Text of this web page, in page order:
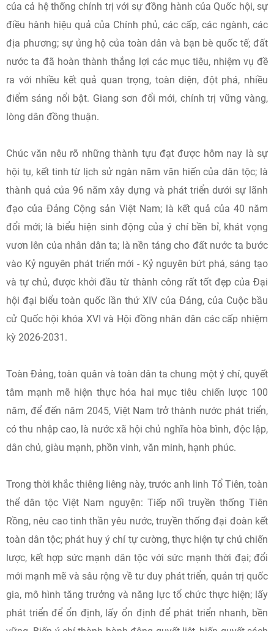
của cả hệ thống chính trị với sự đồng hành của Quốc hội, sự
điều hành hiệu quả của Chính phủ, các cấp, các ngành, các
địa phương; sự ủng hộ của toàn dân và bạn bè quốc tế; đất
nước ta đã hoàn thành thắng lợi các mục tiêu, nhiệm vụ đề
ra với nhiều kết quả quan trọng, toàn diện, đột phá, nhiều
điểm sáng nổi bật. Giang sơn đổi mới, chính trị vững vàng,
lòng dân đồng thuận.
Chúc văn nêu rõ những thành tựu đạt được hôm nay là sự
hội tụ, kết tinh từ lịch sử ngàn năm văn hiến của dân tộc; là
thành quả của 96 năm xây dựng và phát triển dưới sự lãnh
đạo của Đảng Cộng sản Việt Nam; là kết quả của 40 năm
đổi mới; là biểu hiện sinh động của ý chí bền bỉ, khát vọng
vươn lên của nhân dân ta; là nền tảng cho đất nước ta bước
vào Kỷ nguyên phát triển mới - Kỷ nguyên bứt phá, sáng tạo
và tự chủ, được khởi đầu từ thành công rất tốt đẹp của Đại
hội đại biểu toàn quốc lần thứ XIV của Đảng, của Cuộc bầu
cử Quốc hội khóa XVI và Hội đồng nhân dân các cấp nhiệm
kỳ 2026-2031.
Toàn Đảng, toàn quân và toàn dân ta chung một ý chí, quyết
tâm mạnh mẽ hiện thực hóa hai mục tiêu chiến lược 100
năm, để đến năm 2045, Việt Nam trở thành nước phát triển,
có thu nhập cao, là nước xã hội chủ nghĩa hòa bình, độc lập,
dân chủ, giàu mạnh, phồn vinh, văn minh, hạnh phúc.
Trong thời khắc thiêng liêng này, trước anh linh Tổ Tiên, toàn
thể dân tộc Việt Nam nguyện: Tiếp nối truyền thống Tiên
Rồng, nêu cao tinh thần yêu nước, truyền thống đại đoàn kết
toàn dân tộc; phát huy ý chí tự cường, thực hiện tự chủ chiến
lược, kết hợp sức mạnh dân tộc với sức mạnh thời đại; đổi
mới mạnh mẽ và sâu rộng về tư duy phát triển, quản trị quốc
gia, mô hình tăng trưởng và năng lực tổ chức thực hiện; lấy
phát triển để ổn định, lấy ổn định để phát triển nhanh, bền